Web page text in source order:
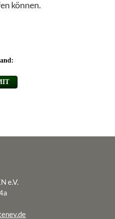
PERSPEKTIVWECHSEL
Entdeckung (von) Räumen
können.
e.V.